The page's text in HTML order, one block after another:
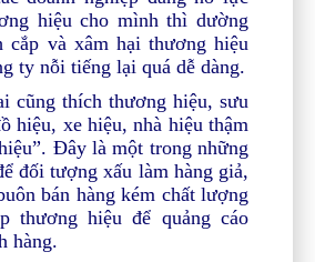
hiệu cho mình thì dường
cắp và xâm hại thương hiệu
ty nỗi tiếng lại quá dễ dàng.
cũng thích thương hiệu, sưu
hiệu, xe hiệu, nhà hiệu thậm
Đây là một trong những
đối tượng xấu làm hàng giả,
bán hàng kém chất lượng
thương hiệu để quảng cáo
hàng.